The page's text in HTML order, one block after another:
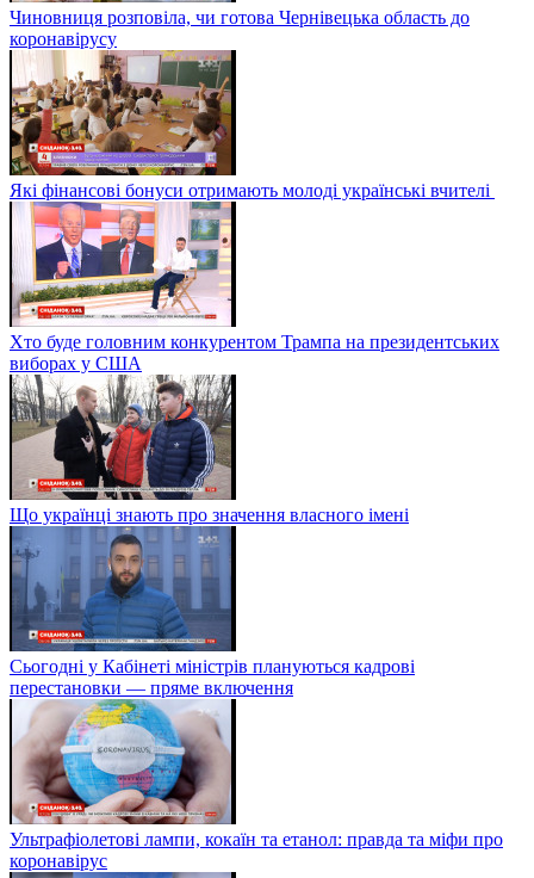
Чиновниця розповіла, чи готова Чернівецька область до
коронавірусу
Які фінансові бонуси отримають молоді українські вчителі
Хто буде головним конкурентом Трампа на президентських
виборах у США
Що українці знають про значення власного імені
Сьогодні у Кабінеті міністрів плануються кадрові
перестановки — пряме включення
Ультрафіолетові лампи, кокаїн та етанол: правда та міфи про
коронавірус